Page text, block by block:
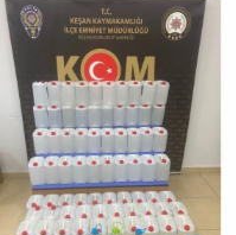
SAĞLIK
EĞİTİM
TARIM VE
KÜLTÜR SANAT